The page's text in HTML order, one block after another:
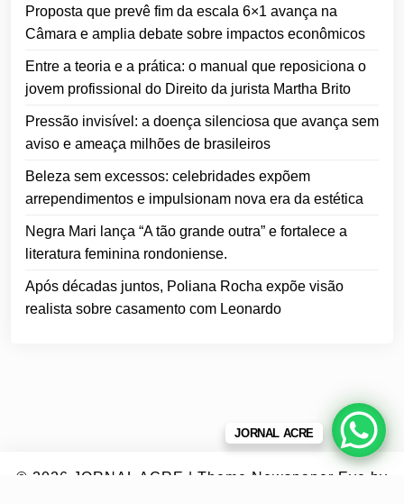
Proposta que prevê fim da escala 6×1 avança na
Câmara e amplia debate sobre impactos econômicos
Entre a teoria e a prática: o manual que reposiciona o
jovem profissional do Direito da jurista Martha Brito
Pressão invisível: a doença silenciosa que avança sem
aviso e ameaça milhões de brasileiros
Beleza sem excessos: celebridades expõem
arrependimentos e impulsionam nova era da estética
Negra Mari lança “A tão grande outra” e fortalece a
literatura feminina rondoniense.
Após décadas juntos, Poliana Rocha expõe visão
realista sobre casamento com Leonardo
© 2026 JORNAL ACRE | Theme Newspaper Eye by
JORNAL ACRE